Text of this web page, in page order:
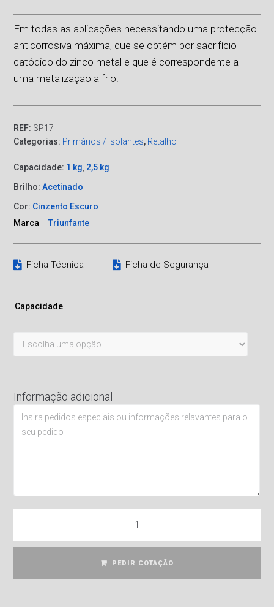
Em todas as aplicações necessitando uma protecção
anticorrosiva máxima, que se obtém por sacrifício
catódico do zinco metal e que é correspondente a
uma metalização a frio.
REF: SP17
Categorias: Primários / Isolantes, Retalho
Capacidade: 1 kg 2,5 kg
Brilho:Acetinado
Cor: Cinzento Escuro
Marca
Triunfante
Ficha Técnica Ficha de Segurança
Capacidade
Informação adicional
PEDIR COTAÇÃO